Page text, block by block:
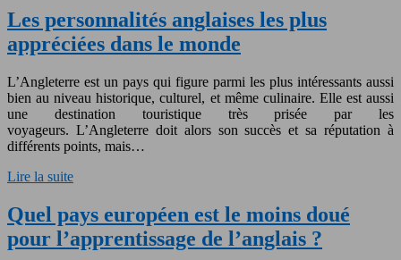
Les personnalités anglaises les plus
appréciées dans le monde
L’Angleterre est un pays qui figure parmi les plus intéressants aussi
bien au niveau historique, culturel, et même culinaire. Elle est aussi
une destination touristique très prisée par les
voyageurs. L’Angleterre doit alors son succès et sa réputation à
différents points, mais…
Lire la suite
Quel pays européen est le moins doué
pour l’apprentissage de l’anglais ?